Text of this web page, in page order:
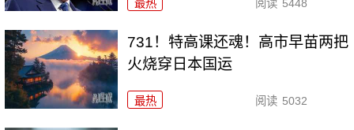
最热 阅读 5448
731！特高课还魂！高市早苗两把
火烧穿日本国运
最热 阅读 5032